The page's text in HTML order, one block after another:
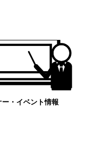
ー・イベント情報